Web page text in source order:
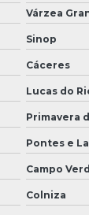
Várzea
Sinop
Cáceres
Lucas do
Primavera
Pontes e
Campo
Colniza